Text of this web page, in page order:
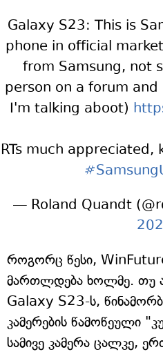
Galaxy S23: This is
phone in official
from Samsung, not
person on a forum
I'm talking aboot)
RTs much appreciated,
— Roland Quandt
როგორც წესი,
მართლდება ხოლმე. თუ
Galaxy S23-ს,
კამერების წამოწეული
სამივე კამერა ცალკე,